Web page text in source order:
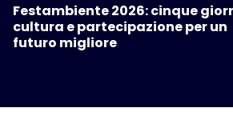
Festambiente 2026: cinque
cultura e partecipazione per un
futuro migliore